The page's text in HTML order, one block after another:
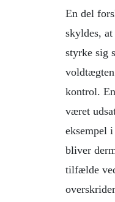
En del
skyldes,
styrke sig
kontrol.
været
eksempel
bliver
tilfælde